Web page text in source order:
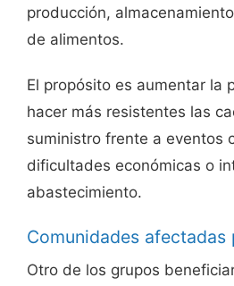
producción,
de alimentos.
El propósito es aumentar la
hacer más resistentes las
suministro frente a eventos
dificultades económicas o
abastecimiento.
Comunidades afectadas
Otro de los grupos